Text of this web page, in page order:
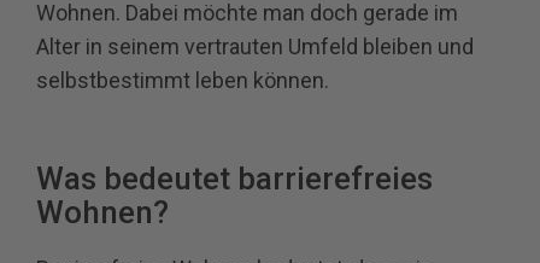
Wohnen. Dabei möchte man doch gerade im
Alter in seinem vertrauten Umfeld bleiben und
selbstbestimmt leben können.
Was bedeutet barrierefreies
Wohnen?